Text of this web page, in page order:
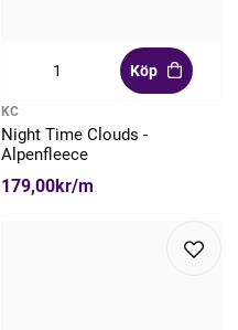
Köp
KC
Night Time Clouds -
Alpenfleece
179,00kr/m